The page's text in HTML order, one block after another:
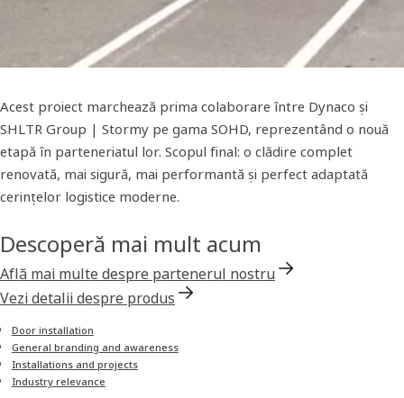
Acest proiect marchează prima colaborare între Dynaco și
SHLTR Group | Stormy pe gama SOHD, reprezentând o nouă
etapă în parteneriatul lor. Scopul final: o clădire complet
renovată, mai sigură, mai performantă și perfect adaptată
cerințelor logistice moderne.
Descoperă mai mult acum
Află mai multe despre partenerul nostru
Vezi detalii despre produs
Door installation
General branding and awareness
Installations and projects
Industry relevance